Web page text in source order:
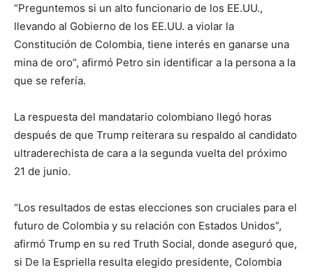
“Preguntemos si un alto funcionario de los EE.UU.,
llevando al Gobierno de los EE.UU. a violar la
Constitución de Colombia, tiene interés en ganarse una
mina de oro”, afirmó Petro sin identificar a la persona a la
que se refería.
La respuesta del mandatario colombiano llegó horas
después de que Trump reiterara su respaldo al candidato
ultraderechista de cara a la segunda vuelta del próximo
21 de junio.
“Los resultados de estas elecciones son cruciales para el
futuro de Colombia y su relación con Estados Unidos”,
afirmó Trump en su red Truth Social, donde aseguró que,
si De la Espriella resulta elegido presidente, Colombia